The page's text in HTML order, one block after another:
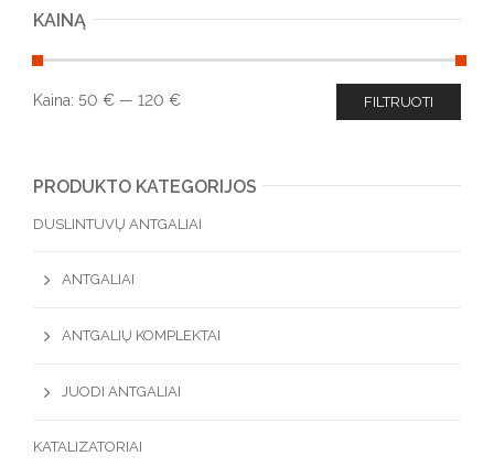
KAINĄ
FILTRUOTI
Kaina: 50 € — 120 €
PRODUKTO KATEGORIJOS
DUSLINTUVŲ ANTGALIAI
ANTGALIAI
ANTGALIŲ KOMPLEKTAI
JUODI ANTGALIAI
KATALIZATORIAI